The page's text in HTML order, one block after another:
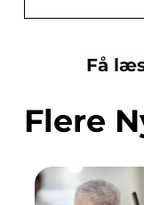
Få
Flere